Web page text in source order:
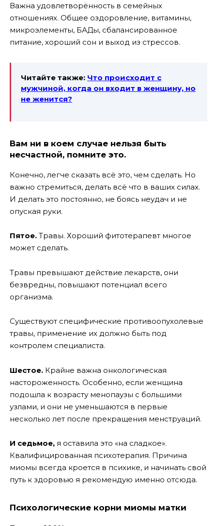
Важна удовлетворённость в семейных
отношениях. Общее оздоровление, витамины,
микроэлементы, БАДы, сбалансированное
питание, хороший сон и выход из стрессов.
Читайте также: Что происходит с
мужчиной, когда он входит в женщину, но
не женится?
Вам ни в коем случае нельзя быть
несчастной, помните это.
Конечно, легче сказать всё это, чем сделать. Но
важно стремиться, делать всё что в ваших силах.
И делать это постоянно, не боясь неудач и не
опуская руки.
Пятое. Травы. Хороший фитотерапевт многое
может сделать.
Травы превышают действие лекарств, они
безвредны, повышают потенциал всего
организма.
Существуют специфические противоопухолевые
травы, применение их должно быть под
контролем специалиста.
Шестое. Крайне важна онкологическая
настороженность. Особенно, если женщина
подошла к возрасту менопаузы с большими
узлами, и они не уменьшаются в первые
несколько лет после прекращения менструаций.
И седьмое, я оставила это «на сладкое».
Квалифицированная психотерапия. Причина
миомы всегда кроется в психике, и начинать свой
путь к здоровью я рекомендую именно отсюда.
Психологические корни миомы матки